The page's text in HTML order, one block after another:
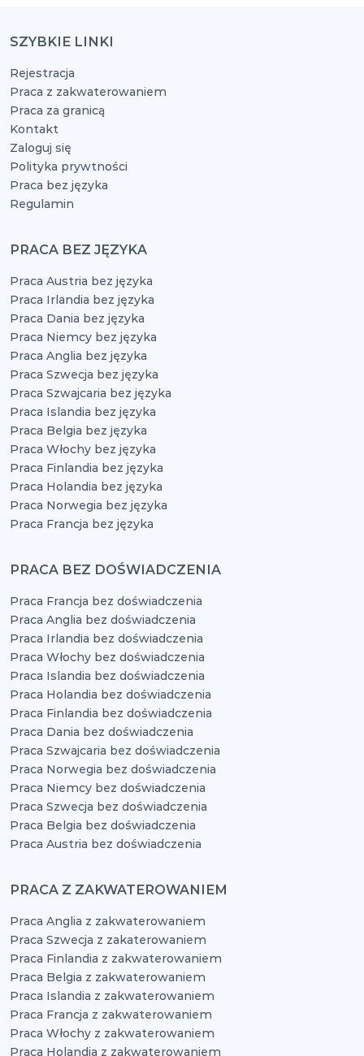
SZYBKIE LINKI
Rejestracja
Praca z zakwaterowaniem
Praca za granicą
Kontakt
Zaloguj się
Polityka prywtności
Praca bez języka
Regulamin
PRACA BEZ JĘZYKA
Praca Austria bez języka
Praca Irlandia bez języka
Praca Dania bez języka
Praca Niemcy bez języka
Praca Anglia bez języka
Praca Szwecja bez języka
Praca Szwajcaria bez języka
Praca Islandia bez języka
Praca Belgia bez języka
Praca Włochy bez języka
Praca Finlandia bez języka
Praca Holandia bez języka
Praca Norwegia bez języka
Praca Francja bez języka
PRACA BEZ DOŚWIADCZENIA
Praca Francja bez doświadczenia
Praca Anglia bez doświadczenia
Praca Irlandia bez doświadczenia
Praca Włochy bez doświadczenia
Praca Islandia bez doświadczenia
Praca Holandia bez doświadczenia
Praca Finlandia bez doświadczenia
Praca Dania bez doświadczenia
Praca Szwajcaria bez doświadczenia
Praca Norwegia bez doświadczenia
Praca Niemcy bez doświadczenia
Praca Szwecja bez doświadczenia
Praca Belgia bez doświadczenia
Praca Austria bez doświadczenia
PRACA Z ZAKWATEROWANIEM
Praca Anglia z zakwaterowaniem
Praca Szwecja z zakaterowaniem
Praca Finlandia z zakwaterowaniem
Praca Belgia z zakwaterowaniem
Praca Islandia z zakwaterowaniem
Praca Francja z zakwaterowaniem
Praca Włochy z zakwaterowaniem
Praca Holandia z zakwaterowaniem